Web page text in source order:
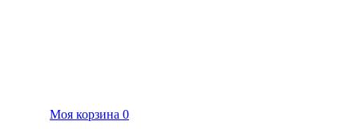
Моя корзина 0